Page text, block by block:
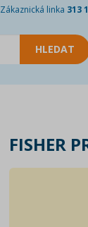
Zákaznická linka 313
FISHER